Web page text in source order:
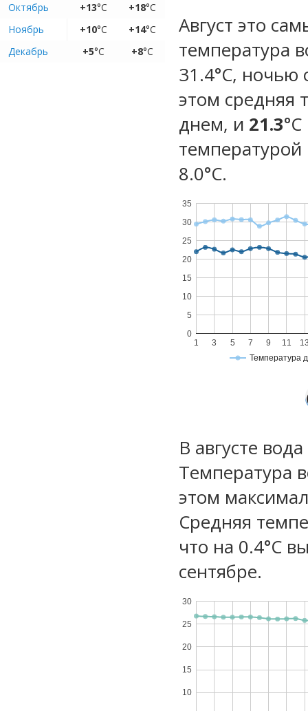
Октябрь
+13°C +18°C
Ноябрь
+10°C +14°C
Декабрь
+5°C +8°C
Август это
температура
31.4°C, ночью
этом средняя
днем, и 21.3
температурой
8.0°С.
Температура
1 3 5 7 9 11
0
5
10
15
20
25
30
35
В августе
Температура
этом
Средняя
что на 0.4°C
сентябре.
10
15
20
25
30